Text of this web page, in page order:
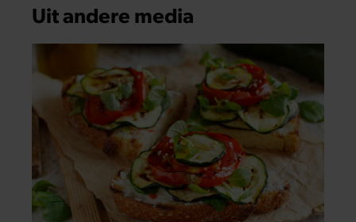
Uit andere media